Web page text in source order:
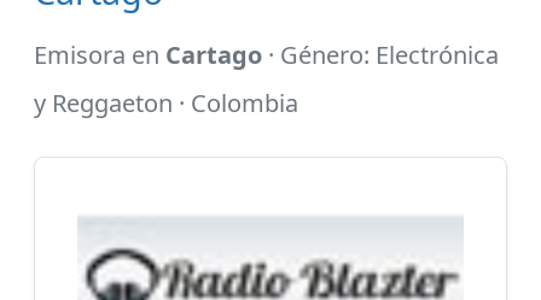
Emisora en Cartago · Género: Electrónica
y Reggaeton · Colombia